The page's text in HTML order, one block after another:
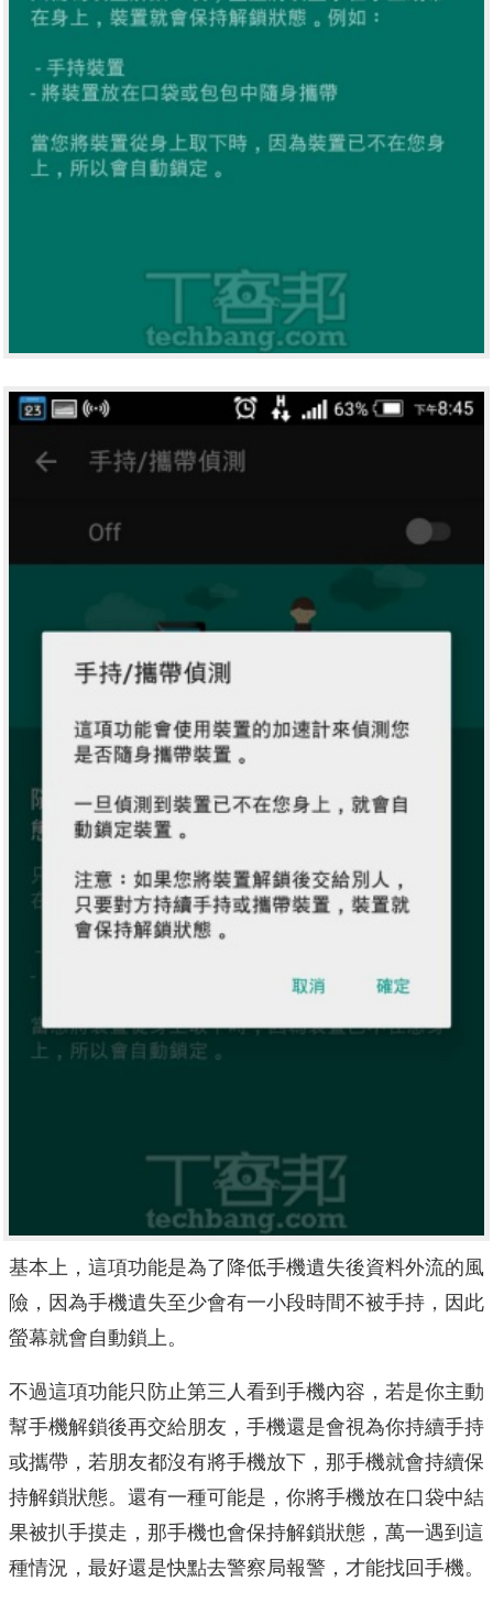
基本上，這項功能是為了降低手機遺失後資料外流的風
險，因為手機遺失至少會有一小段時間不被手持，因此
螢幕就會自動鎖上。
不過這項功能只防止第三人看到手機內容，若是你主動
幫手機解鎖後再交給朋友，手機還是會視為你持續手持
或攜帶，若朋友都沒有將手機放下，那手機就會持續保
持解鎖狀態。還有一種可能是，你將手機放在口袋中結
果被扒手摸走，那手機也會保持解鎖狀態，萬一遇到這
種情況，最好還是快點去警察局報警，才能找回手機。